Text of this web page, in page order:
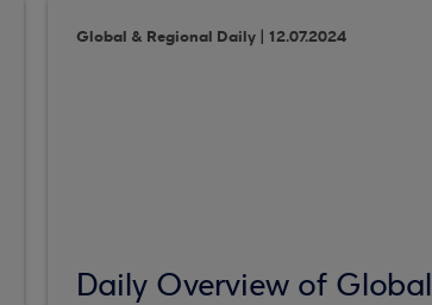
Global & Regional Daily | 12.07.2024
Daily Overview of Global